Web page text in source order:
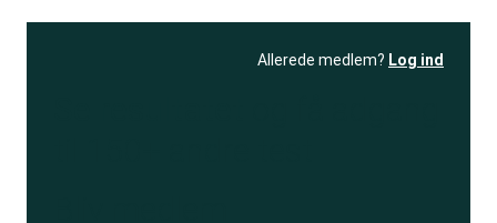
Allerede medlem? Log ind